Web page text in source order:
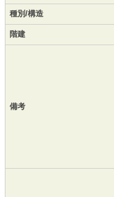
種別/構造
階建
備考